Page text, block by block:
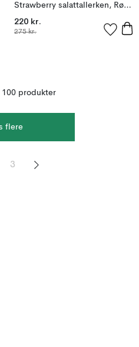
Strawberry salattallerken, Rød,
220 kr.
275 kr.
100 produkter
flere
3